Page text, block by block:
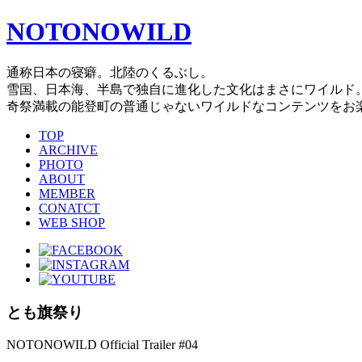
NOTONOWILD
通称日本の寝癖。北陸のくるぶし。
雪国、日本海、半島で独自に進化した文化はまさにワイルド。
奇祭満載の能登町の普通じゃないワイルドなコンテンツをお
TOP
ARCHIVE
PHOTO
ABOUT
MEMBER
CONATCT
WEB SHOP
とも旗祭り
NOTONOWILD Official Trailer #04